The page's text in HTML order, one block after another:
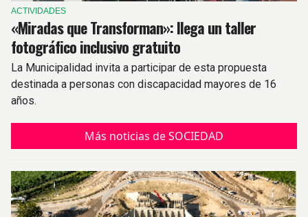
ACTIVIDADES
«Miradas que Transforman»: llega un taller
fotográfico inclusivo gratuito
La Municipalidad invita a participar de esta propuesta
destinada a personas con discapacidad mayores de 16
años.
Más noticias de SOCIEDAD